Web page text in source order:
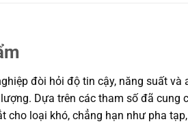
đòi hỏi độ tin cậy, năng suất
Dựa trên các tham số đã cung
loại khó, chẳng hạn như pha